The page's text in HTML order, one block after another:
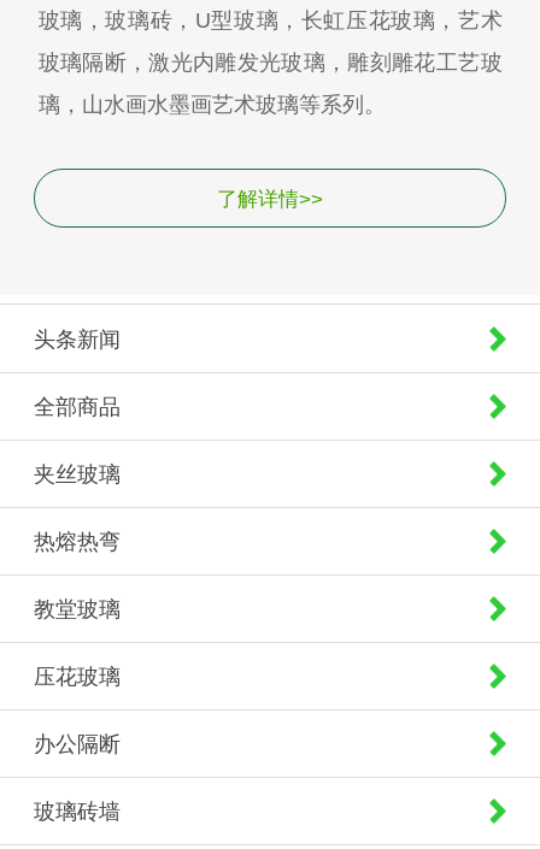
玻璃，玻璃砖，U型玻璃，长虹压花玻璃，艺术
玻璃隔断，激光内雕发光玻璃，雕刻雕花工艺玻
璃，山水画水墨画艺术玻璃等系列。
了解详情>>
头条新闻
全部商品
夹丝玻璃
热熔热弯
教堂玻璃
压花玻璃
办公隔断
玻璃砖墙